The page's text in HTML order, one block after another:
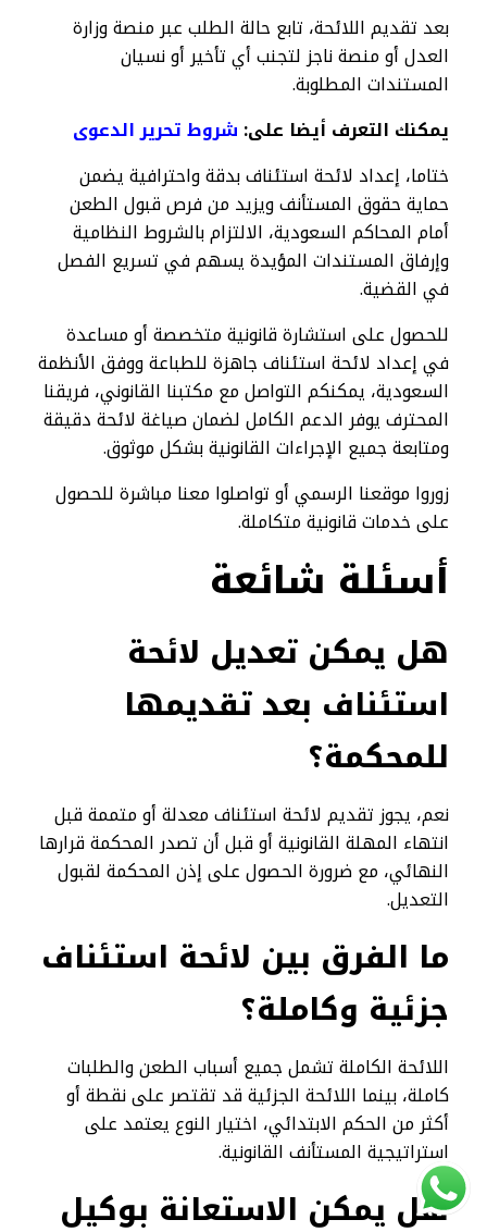
بعد تقديم اللائحة، تابع حالة الطلب عبر منصة وزارة
العدل أو منصة ناجز لتجنب أي تأخير أو نسيان
المستندات المطلوبة.
يمكنك التعرف أيضا على: شروط تحرير الدعوى
ختاما، إعداد لائحة استئناف بدقة واحترافية يضمن
حماية حقوق المستأنف ويزيد من فرص قبول الطعن
أمام المحاكم السعودية، الالتزام بالشروط النظامية
وإرفاق المستندات المؤيدة يسهم في تسريع الفصل
في القضية.
للحصول على استشارة قانونية متخصصة أو مساعدة
في إعداد لائحة استئناف جاهزة للطباعة ووفق الأنظمة
السعودية، يمكنكم التواصل مع مكتبنا القانوني، فريقنا
المحترف يوفر الدعم الكامل لضمان صياغة لائحة دقيقة
ومتابعة جميع الإجراءات القانونية بشكل موثوق.
زوروا موقعنا الرسمي أو تواصلوا معنا مباشرة للحصول
على خدمات قانونية متكاملة.
أسئلة شائعة
هل يمكن تعديل لائحة
استئناف بعد تقديمها
للمحكمة؟
نعم، يجوز تقديم لائحة استئناف معدلة أو متممة قبل
انتهاء المهلة القانونية أو قبل أن تصدر المحكمة قرارها
النهائي، مع ضرورة الحصول على إذن المحكمة لقبول
التعديل.
ما الفرق بين لائحة استئناف
جزئية وكاملة؟
اللائحة الكاملة تشمل جميع أسباب الطعن والطلبات
كاملة، بينما اللائحة الجزئية قد تقتصر على نقطة أو
أكثر من الحكم الابتدائي، اختيار النوع يعتمد على
استراتيجية المستأنف القانونية.
هل يمكن الاستعانة بوكيل